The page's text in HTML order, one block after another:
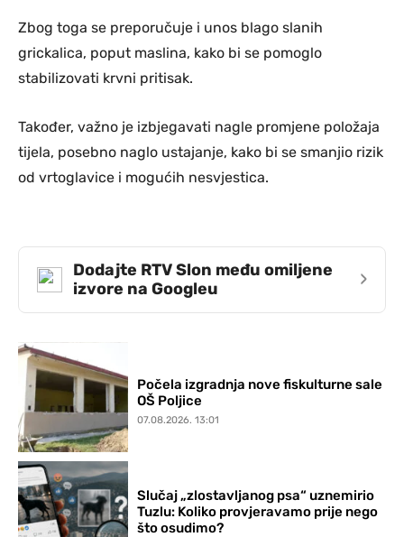
Zbog toga se preporučuje i unos blago slanih
grickalica, poput maslina, kako bi se pomoglo
stabilizovati krvni pritisak.
Također, važno je izbjegavati nagle promjene položaja
tijela, posebno naglo ustajanje, kako bi se smanjio rizik
od vrtoglavice i mogućih nesvjestica.
Dodajte RTV Slon među omiljene
izvore na Googleu
›
Počela izgradnja nove fiskulturne sale
OŠ Poljice
07.08.2026. 13:01
Slučaj „zlostavljanog psa“ uznemirio
Tuzlu: Koliko provjeravamo prije nego
što osudimo?